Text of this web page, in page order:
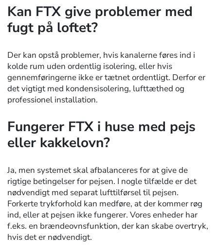
Kan FTX give problemer med
fugt på loftet?
Der kan opstå problemer, hvis kanalerne føres ind i
kolde rum uden ordentlig isolering, eller hvis
gennemføringerne ikke er tætnet ordentligt. Derfor er
det vigtigt med kondensisolering, lufttæthed og
professionel installation.
Fungerer FTX i huse med pejs
eller kakkelovn?
Ja, men systemet skal afbalanceres for at give de
rigtige betingelser for pejsen. I nogle tilfælde er det
nødvendigt med separat lufttilførsel til pejsen.
Forkerte trykforhold kan medføre, at der kommer røg
ind, eller at pejsen ikke fungerer. Vores enheder har
f.eks. en brændeovnsfunktion, der kan skabe overtryk,
hvis det er nødvendigt.